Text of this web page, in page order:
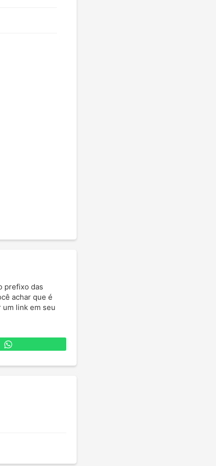
prefixo das
achar que é
link em seu